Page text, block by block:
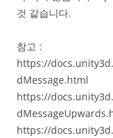
것 같습니다.
참고 :
https://
dMessage.html
https://
https://